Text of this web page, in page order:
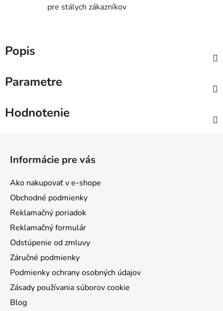
pre stálych zákazníkov
Popis
Parametre
Hodnotenie
Informácie pre vás
Ako nakupovať v e-shope
Obchodné podmienky
Reklamačný poriadok
Reklamačný formulár
Odstúpenie od zmluvy
Záručné podmienky
Podmienky ochrany osobných údajov
Zásady používania súborov cookie
Blog